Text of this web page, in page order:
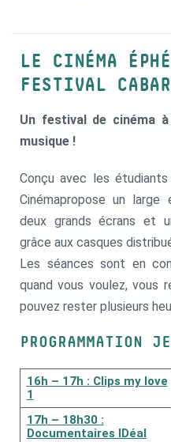
LE CINÉMA
FESTIVAL
Un festival de cinéma
musique !
Conçu avec les étudiants
Cinémapropose un
deux grands écrans et
grâce aux casques
Les séances sont en
quand vous voulez, vous
pouvez rester plusieurs
PROGRAMMATION
16h – 17h : Clips my love
1
17h – 18h30 :
Documentaires IDéal